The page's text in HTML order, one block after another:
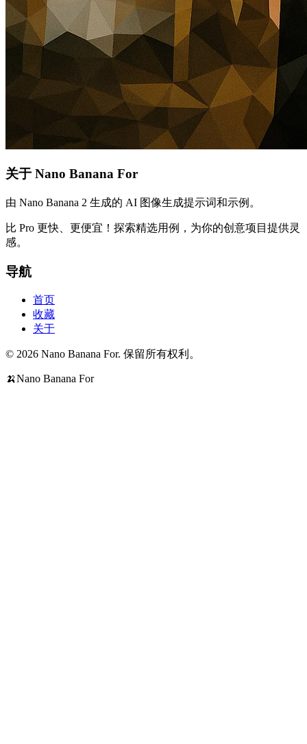
关于 Nano Banana For
由 Nano Banana 2 生成的 AI 图像生成提示词和示例。
比 Pro 更快、更便宜！探索精选用例，为你的创意项目提供灵
感。
导航
首页
收藏
关于
© 2026 Nano Banana For. 保留所有权利。
🍌Nano Banana For